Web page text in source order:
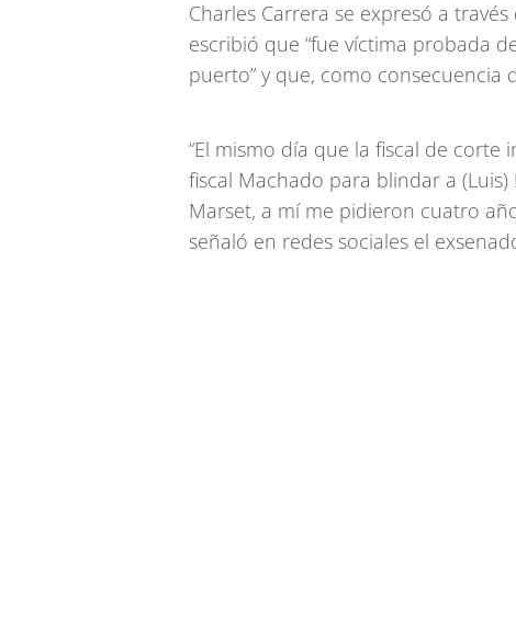
Charles Carrera se expresó a
escribió que “fue víctima probada
puerto” y que, como consecuencia
“El mismo día que la fiscal de
fiscal Machado para blindar a
Marset, a mí me pidieron cuatro
señaló en redes sociales el